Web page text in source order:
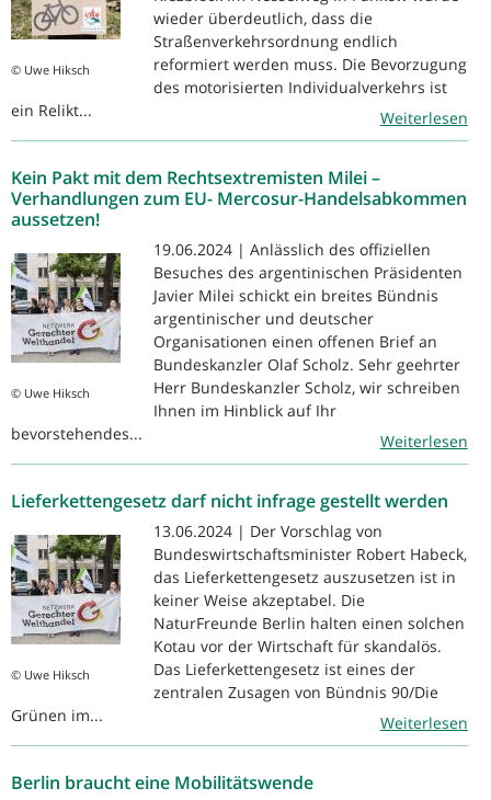
© Uwe Hiksch
wieder überdeutlich, dass die
Straßenverkehrsordnung endlich
reformiert werden muss. Die Bevorzugung
des motorisierten Individualverkehrs ist
ein Relikt...
Weiterlesen
Kein Pakt mit dem Rechtsextremisten Milei –
Verhandlungen zum EU- Mercosur-Handelsabkommen
aussetzen!
© Uwe Hiksch
19.06.2024 | Anlässlich des offiziellen
Besuches des argentinischen Präsidenten
Javier Milei schickt ein breites Bündnis
argentinischer und deutscher
Organisationen einen offenen Brief an
Bundeskanzler Olaf Scholz. Sehr geehrter
Herr Bundeskanzler Scholz, wir schreiben
Ihnen im Hinblick auf Ihr
bevorstehendes...
Weiterlesen
Lieferkettengesetz darf nicht infrage gestellt werden
© Uwe Hiksch
13.06.2024 | Der Vorschlag von
Bundeswirtschaftsminister Robert Habeck,
das Lieferkettengesetz auszusetzen ist in
keiner Weise akzeptabel. Die
NaturFreunde Berlin halten einen solchen
Kotau vor der Wirtschaft für skandalös.
Das Lieferkettengesetz ist eines der
zentralen Zusagen von Bündnis 90/Die
Grünen im...
Weiterlesen
Berlin braucht eine Mobilitätswende